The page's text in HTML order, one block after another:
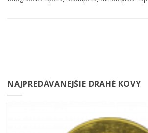
NAJPREDÁVANEJŠIE DRAHÉ KOVY